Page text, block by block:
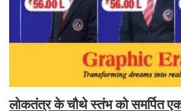
लोकतंत्र के चौथे स्तंभ को समर्पित